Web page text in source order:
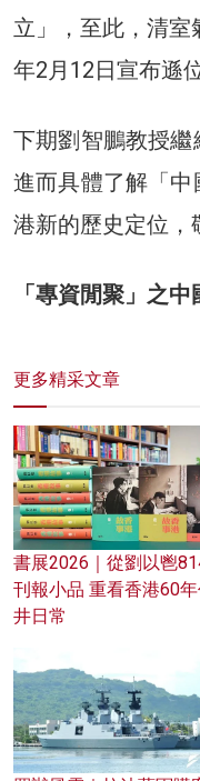
立」，至此，清室
年2月12日宣布遜位
下期劉智鵬教授繼
進而具體了解「
港新的歷史定位，
「專資閒聚」之
更多精采文章
書展2026｜從劉以鬯
刊報小品 重看香港60
井日常